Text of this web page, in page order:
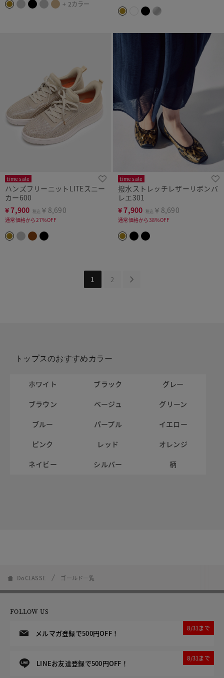
+ 2カラー
time sale
ハンズフリーニットLITEスニー
カー600
¥7,900 税込 ￥8,690
通常価格から27%OFF
time sale
撥水ストレッチレザーリボンバ
レエ301
¥7,900 税込 ￥8,690
通常価格から38%OFF
1 2
トップスのおすすめカラー
ホワイト ブラック
グレー
ブラウン
ベージュ
グリーン
ブルー
パープル
イエロー
ピンク
レッド
オレンジ
ネイビー
シルバー 柄
DoCLASSE ゴールド一覧
FOLLOW US
メルマガ登録で500円OFF！
8/31まで
LINEお友達登録で500円OFF！
8/31まで